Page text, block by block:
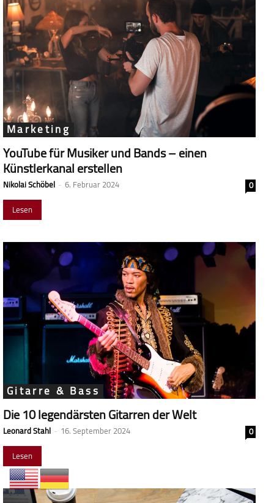
Marketing
YouTube für Musiker und Bands – einen
Künstlerkanal erstellen
Nikolai Schöbel - 6. Februar 2024
0
Lesen
Gitarre & Bass
Die 10 legendärsten Gitarren der Welt
Leonard Stahl - 16. September 2024
0
Lesen